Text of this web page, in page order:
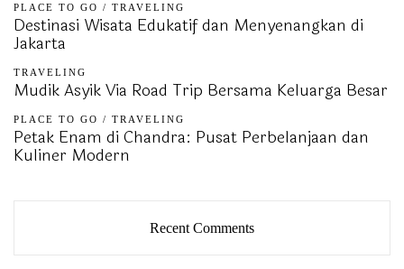
PLACE TO GO / TRAVELING
Destinasi Wisata Edukatif dan Menyenangkan di
Jakarta
TRAVELING
Mudik Asyik Via Road Trip Bersama Keluarga Besar
PLACE TO GO / TRAVELING
Petak Enam di Chandra: Pusat Perbelanjaan dan
Kuliner Modern
Recent Comments